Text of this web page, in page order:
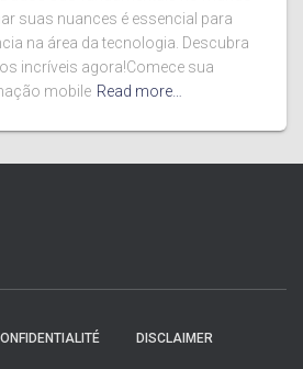
suas nuances é essencial para
na área da tecnologia. Descubra
incríveis agora!Comece sua
mobile Read more…
DISCLAIMER